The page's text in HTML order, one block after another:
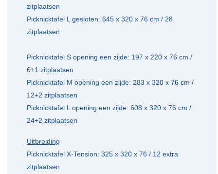
zitplaatsen
Picknicktafel L gesloten: 645 x 320 x 76 cm / 28
zitplaatsen
Picknicktafel S opening een zijde: 197 x 220 x 76 cm /
6+1 zitplaatsen
​Picknicktafel M opening een zijde: 283 x 320 x 76 cm /
12+2 zitplaatsen
Picknicktafel L opening een zijde: 608 x 320 x 76 cm /
24+2 zitplaatsen
Uitbreiding
Picknicktafel X-Tension: 325 x 320 x 76 / 12 extra
zitplaatsen